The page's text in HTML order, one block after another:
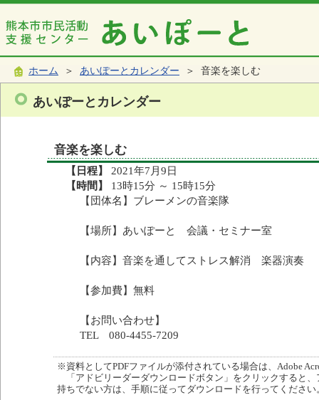
ホーム ＞ あいぽーとカレンダー ＞ 音楽を楽しむ
あいぽーとカレンダー
音楽を楽しむ
【日程】
2021年7月9日
【時間】
13時15分 ～ 15時15分
【団体名】ブレーメンの音楽隊
【場所】あいぽーと 会議・セミナー室
【内容】音楽を通してストレス解消 楽器演奏
【参加費】無料
【お問い合わせ】
TEL 080-4455-7209
※資料としてPDFファイルが添付されている場合は、Adobe
「アドビリーダーダウンロードボタン」をクリックすると
持ちでない方は、手順に従ってダウンロードを行ってください